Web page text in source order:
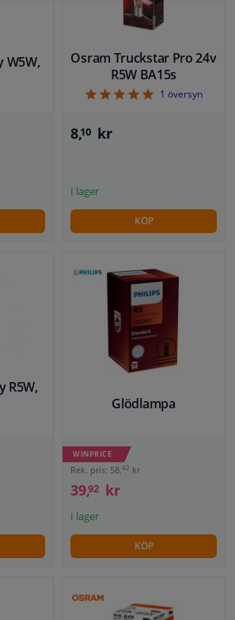
W5W,
Osram Truckstar Pro 24v
R5W BA15s
51 översyn
8,10 kr
I lager
KÖP
R5W,
Glödlampa
WINPRICE
Rek. pris: 58,42 kr
39,92 kr
I lager
KÖP